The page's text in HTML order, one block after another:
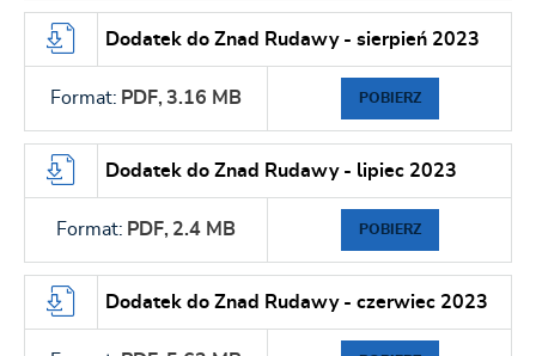
Dodatek do Znad Rudawy - sierpień 2023
Format: PDF, 3.16 MB POBIERZ
Dodatek do Znad Rudawy - lipiec 2023
Format: PDF, 2.4 MB POBIERZ
Dodatek do Znad Rudawy - czerwiec 2023